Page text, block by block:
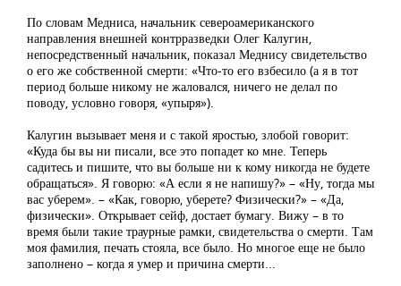
По словам Медниса, начальник североамериканского
направления внешней контрразведки Олег Калугин,
непосредственный начальник, показал Меднису свидетельство
о его же собственной смерти: «Что-то его взбесило (а я в тот
период больше никому не жаловался, ничего не делал по
поводу, условно говоря, «упыря»).
Калугин вызывает меня и с такой яростью, злобой говорит:
«Куда бы вы ни писали, все это попадет ко мне. Теперь
садитесь и пишите, что вы больше ни к кому никогда не будете
обращаться». Я говорю: «А если я не напишу?» – «Ну, тогда мы
вас уберем». – «Как, говорю, уберете? Физически?» – «Да,
физически». Открывает сейф, достает бумагу. Вижу – в то
время были такие траурные рамки, свидетельства о смерти. Там
моя фамилия, печать стояла, все было. Но многое еще не было
заполнено – когда я умер и причина смерти...